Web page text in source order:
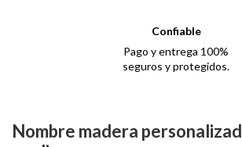
Confiable
Pago y entrega 100%
seguros y protegidos.
Nombre madera